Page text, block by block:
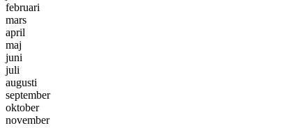
februari
mars
april
maj
juni
juli
augusti
september
oktober
november